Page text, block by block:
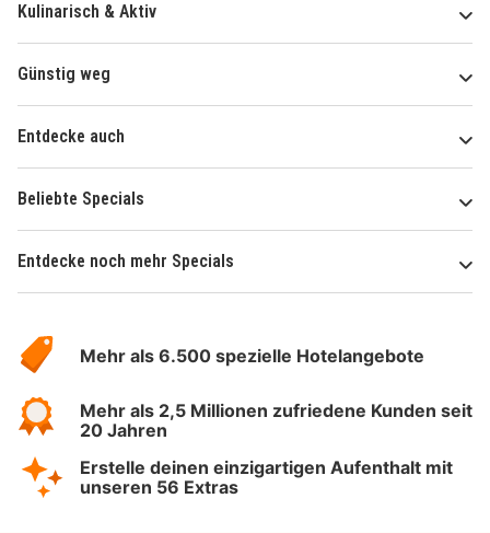
Kulinarisch & Aktiv
Günstig weg
Entdecke auch
Beliebte Specials
Entdecke noch mehr Specials
Hotelspecials
Mehr als 6.500 spezielle Hotelangebote
Mehr als 2,5 Millionen zufriedene Kunden seit
20 Jahren
Erstelle deinen einzigartigen Aufenthalt mit
unseren 56 Extras